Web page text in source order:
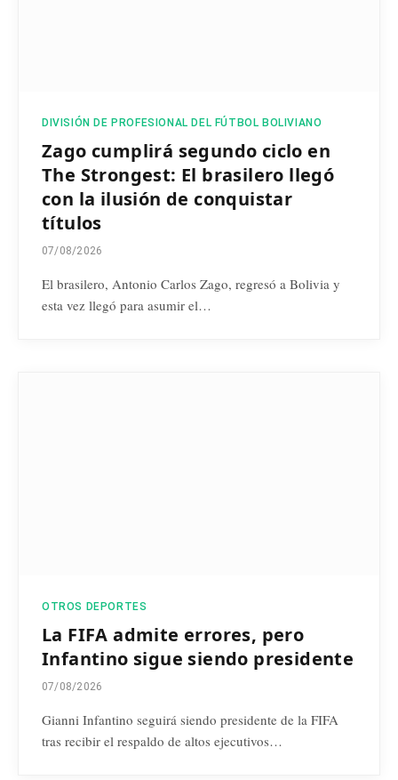
DIVISIÓN DE PROFESIONAL DEL FÚTBOL BOLIVIANO
Zago cumplirá segundo ciclo en
The Strongest: El brasilero llegó
con la ilusión de conquistar
títulos
07/08/2026
El brasilero, Antonio Carlos Zago, regresó a Bolivia y
esta vez llegó para asumir el…
OTROS DEPORTES
La FIFA admite errores, pero
Infantino sigue siendo presidente
07/08/2026
Gianni Infantino seguirá siendo presidente de la FIFA
tras recibir el respaldo de altos ejecutivos…